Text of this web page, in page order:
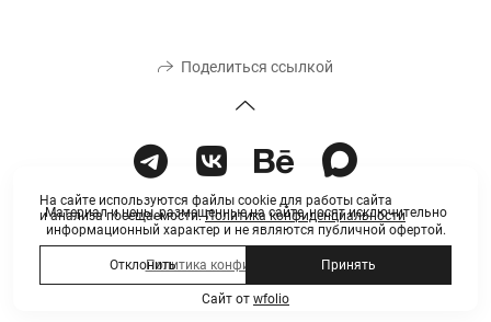
Поделиться ссылкой
Материал и цены, размещенные на сайте, носят исключительно
информационный характер и не являются публичной офертой.
Политика конфиденциальности
Сайт от wfolio
На сайте используются файлы cookie для работы сайта
и анализа посещаемости.Политика конфиденциальности
Отклонить Принять